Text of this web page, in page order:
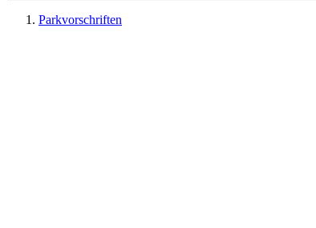
Parkvorschriften